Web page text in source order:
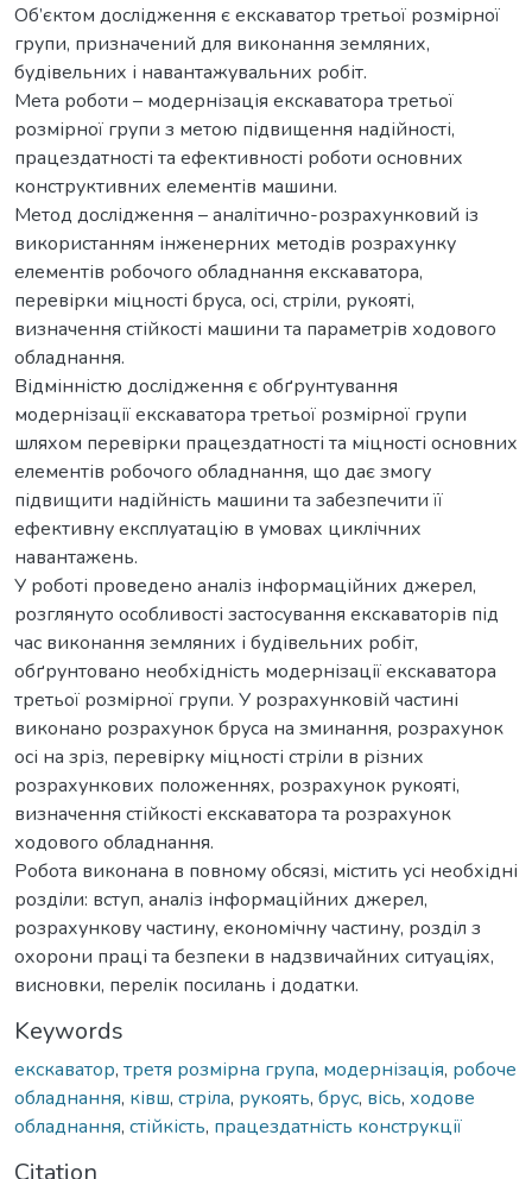
Об’єктом дослідження є екскаватор третьої розмірної
групи, призначений для виконання земляних,
будівельних і навантажувальних робіт.
Мета роботи – модернізація екскаватора третьої
розмірної групи з метою підвищення надійності,
працездатності та ефективності роботи основних
конструктивних елементів машини.
Метод дослідження – аналітично-розрахунковий із
використанням інженерних методів розрахунку
елементів робочого обладнання екскаватора,
перевірки міцності бруса, осі, стріли, рукояті,
визначення стійкості машини та параметрів ходового
обладнання.
Відмінністю дослідження є обґрунтування
модернізації екскаватора третьої розмірної групи
шляхом перевірки працездатності та міцності основних
елементів робочого обладнання, що дає змогу
підвищити надійність машини та забезпечити її
ефективну експлуатацію в умовах циклічних
навантажень.
У роботі проведено аналіз інформаційних джерел,
розглянуто особливості застосування екскаваторів під
час виконання земляних і будівельних робіт,
обґрунтовано необхідність модернізації екскаватора
третьої розмірної групи. У розрахунковій частині
виконано розрахунок бруса на зминання, розрахунок
осі на зріз, перевірку міцності стріли в різних
розрахункових положеннях, розрахунок рукояті,
визначення стійкості екскаватора та розрахунок
ходового обладнання.
Робота виконана в повному обсязі, містить усі необхідні
розділи: вступ, аналіз інформаційних джерел,
розрахункову частину, економічну частину, розділ з
охорони праці та безпеки в надзвичайних ситуаціях,
висновки, перелік посилань і додатки.
Keywords
екскаватор, третя розмірна група, модернізація, робоче
обладнання, ківш, стріла, рукоять, брус, вісь, ходове
обладнання, стійкість, працездатність конструкції
Citation